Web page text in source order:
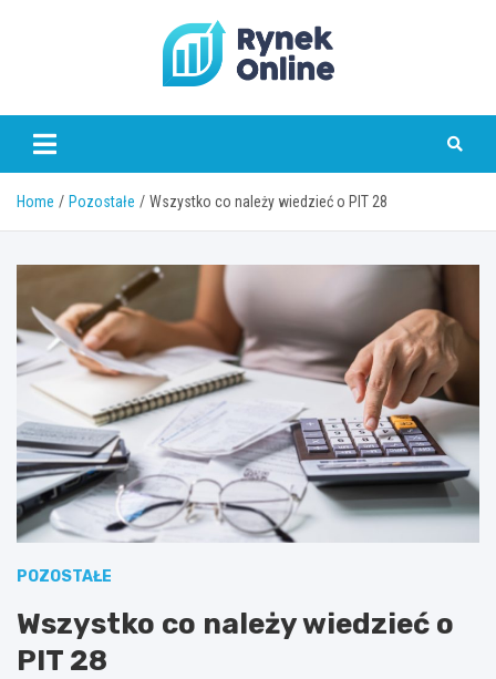
www.rynekonline.pl
Home Pozostałe Wszystko co należy wiedzieć o PIT 28
POZOSTAŁE
Wszystko co należy wiedzieć o
PIT 28